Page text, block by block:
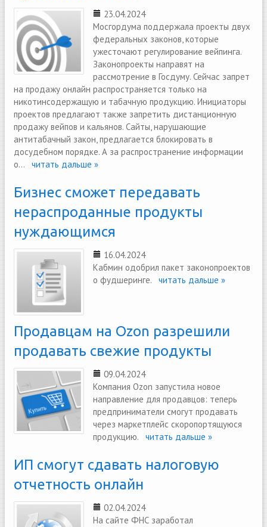
23.04.2024
Мосгордума поддержала проекты двух
федеральных законов, которые
ужесточают регулирование вейпинга.
Законопроекты направят на
рассмотрение в Госдуму. Сейчас запрет
на продажу онлайн распространяется только на
никотинсодержащую и табачную продукцию. Инициаторы
проектов предлагают также запретить дистанционную
продажу вейпов и кальянов. Сайты, нарушающие
антитабачный закон, предлагается блокировать в
досудебном порядке. А за распространение информации
о... читать дальше »
Бизнес сможет передавать
нераспроданные продукты
нуждающимся
16.04.2024
Кабмин одобрил пакет законопроектов
о фудшеринге. читать дальше »
Продавцам на Ozon разрешили
продавать свежие продукты
09.04.2024
Компания Ozon запустила новое
направление для продавцов: теперь
предприниматели смогут продавать
через маркетплейс скоропортящуюся
продукцию. читать дальше »
ИП смогут сдавать налоговую
отчетность онлайн
02.04.2024
На сайте ФНС заработал